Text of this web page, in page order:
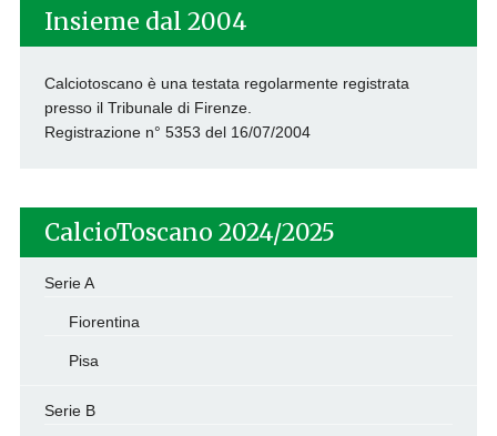
Insieme dal 2004
Calciotoscano è una testata regolarmente registrata
presso il Tribunale di Firenze.
Registrazione n° 5353 del 16/07/2004
CalcioToscano 2024/2025
Serie A
Fiorentina
Pisa
Serie B